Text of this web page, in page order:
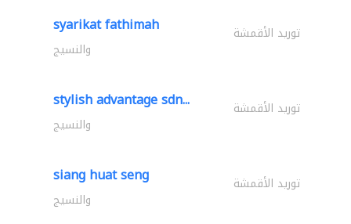
syarikat fathimah توريد الأقمشة
والنسيج
stylish advantage sdn... توريد الأقمشة
والنسيج
siang huat seng توريد الأقمشة
والنسيج